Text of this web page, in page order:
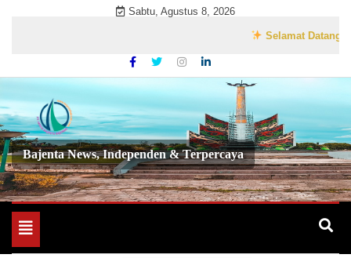
Sabtu, Agustus 8, 2026
Selamat Datang di
Bajenta News, Independen & Terpercaya
Toggle
navigation